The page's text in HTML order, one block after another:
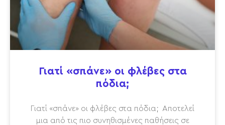
Γιατί «σπάνε» οι φλέβες στα
πόδια;
Γιατί «σπάνε» οι φλέβες στα πόδια; Αποτελεί
μια από τις πιο συνηθισμένες παθήσεις σε